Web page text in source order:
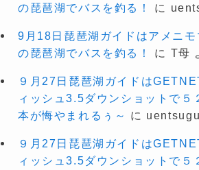
の琵琶湖でバスを釣る！
に
9月18日琵琶湖ガイドはアメニ
の琵琶湖でバスを釣る！
に T母
９月27日琵琶湖ガイドは
ィッシュ3.5ダウンショットで５
本が悔やまれるぅ～
に
９月27日琵琶湖ガイドは
ィッシュ3.5ダウンショットで５